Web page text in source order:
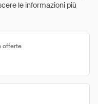
le informazioni più
offerte